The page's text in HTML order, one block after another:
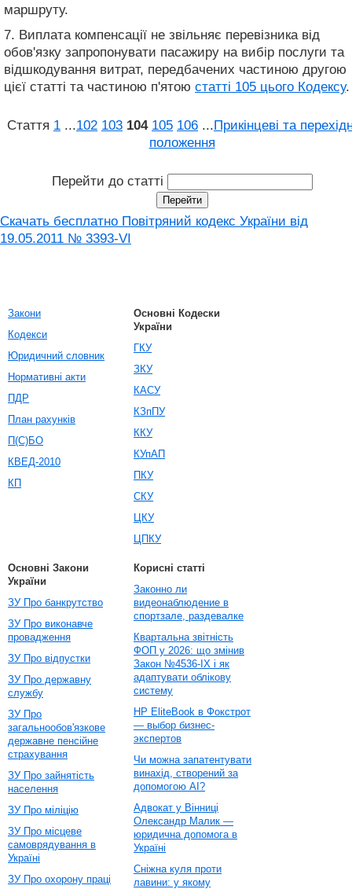
маршруту.
7. Виплата компенсації не звільняє перевізника від
обов'язку запропонувати пасажиру на вибір послуги та
відшкодування витрат, передбачених частиною другою
цієї статті та частиною п'ятою статті 105 цього Кодексу.
Стаття 1 ...102 103 104 105 106 ...Прикінцеві та
положення
Перейти до статті
Скачать бесплатно Повітряний кодекс України від
19.05.2011 № 3393-VI
Закони
Кодекси
Юридичний словник
Нормативні акти
ПДР
План рахунків
П(С)БО
КВЕД-2010
КП
Основні Кодески
України
ГКУ
ЗКУ
КАСУ
КЗпПУ
ККУ
КУпАП
ПКУ
СКУ
ЦКУ
ЦПКУ
Основні Закони
України
ЗУ Про банкрутство
ЗУ Про виконавче
провадження
ЗУ Про відпустки
ЗУ Про державну
службу
ЗУ Про
загальнообов'язкове
державне пенсійне
страхування
ЗУ Про зайнятість
населення
ЗУ Про міліцію
ЗУ Про місцеве
самоврядування в
Україні
ЗУ Про охорону праці
Корисні статті
Законно ли
видеонаблюдение в
спортзале, раздевалке
Квартальна звітність
ФОП у 2026: що змінив
Закон №4536-IX і як
адаптувати облікову
систему
HP EliteBook в Фокстрот
— выбор бизнес-
экспертов
Чи можна запатентувати
винахід, створений за
допомогою AI?
Адвокат у Вінниці
Олександр Малик —
юридична допомога в
Україні
Сніжна куля проти
лавини: у якому